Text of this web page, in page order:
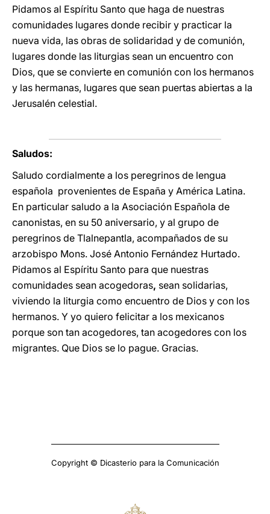
Pidamos al Espíritu Santo que haga de nuestras
comunidades lugares donde recibir y practicar la
nueva vida, las obras de solidaridad y de comunión,
lugares donde las liturgias sean un encuentro con
Dios, que se convierte en comunión con los hermanos
y las hermanas, lugares que sean puertas abiertas a la
Jerusalén celestial.
Saludos:
Saludo cordialmente a los peregrinos de lengua
española provenientes de España y América Latina.
En particular saludo a la Asociación Española de
canonistas, en su 50 aniversario, y al grupo de
peregrinos de Tlalnepantla, acompañados de su
arzobispo Mons. José Antonio Fernández Hurtado.
Pidamos al Espíritu Santo para que nuestras
comunidades sean acogedoras, sean solidarias,
viviendo la liturgia como encuentro de Dios y con los
hermanos. Y yo quiero felicitar a los mexicanos
porque son tan acogedores, tan acogedores con los
migrantes. Que Dios se lo pague. Gracias.
Copyright © Dicasterio para la Comunicación